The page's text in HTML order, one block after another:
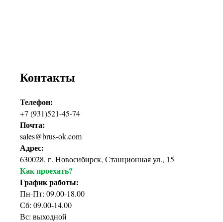
Контакты
Телефон:
+7 (931)521-45-74
Почта:
sales@brus-ok.com
Адрес:
630028, г. Новосибирск, Станционная ул., 15
Как проехать?
График работы:
Пн-Пт: 09.00-18.00
Сб: 09.00-14.00
Вс: выходной